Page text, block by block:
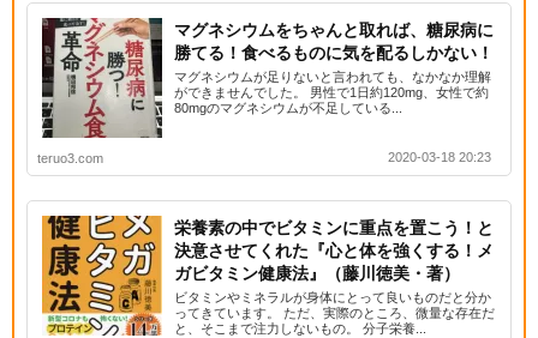
マグネシウムをちゃんと取れば、糖尿病に
勝てる！食べるものに気を配るしかない！
マグネシウムが足りないと言われても、なかなか理解
ができませんでした。 男性で1日約120mg、女性で約
80mgのマグネシウムが不足している...
teruo3.com 2020-03-18 20:23
栄養素の中でビタミンに重点を置こう！と
決意させてくれた『心と体を強くする！メ
ガビタミン健康法』（藤川徳美・著）
ビタミンやミネラルが身体にとって良いものだと分か
ってきています。 ただ、実際のところ、微量な存在だ
と、そこまで注力しないもの。 分子栄養...